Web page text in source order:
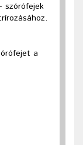
szórófejek
a